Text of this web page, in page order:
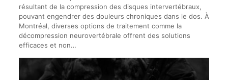
résultant de la compression des disques intervertébraux,
pouvant engendrer des douleurs chroniques dans le dos. À
Montréal, diverses options de traitement comme la
décompression neurovertébrale offrent des solutions
efficaces et non…